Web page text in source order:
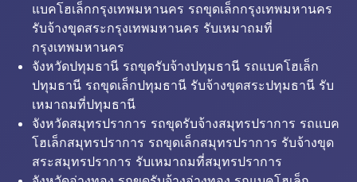
แบคโฮเล็กกรุงเทพมหานคร รถขุดเล็กกรุงเทพมหานคร
รับจ้างขุดสระกรุงเทพมหานคร รับเหมาถมที่
กรุงเทพมหานคร
จังหวัดปทุมธานี รถขุดรับจ้างปทุมธานี รถแบคโฮเล็ก
ปทุมธานี รถขุดเล็กปทุมธานี รับจ้างขุดสระปทุมธานี รับ
เหมาถมที่ปทุมธานี
จังหวัดสมุทรปราการ รถขุดรับจ้างสมุทรปราการ รถแบค
โฮเล็กสมุทรปราการ รถขุดเล็กสมุทรปราการ รับจ้างขุด
สระสมุทรปราการ รับเหมาถมที่สมุทรปราการ